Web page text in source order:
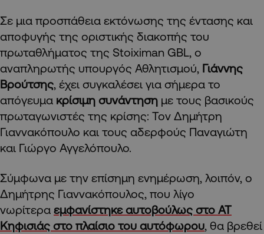
Σε μια προσπάθεια εκτόνωσης της έντασης και
αποφυγής της οριστικής διακοπής του
πρωταθλήματος της Stoiximan GBL, ο
αναπληρωτής υπουργός Αθλητισμού, Γιάννης
Βρούτσης, έχει συγκαλέσει για σήμερα το
απόγευμα κρίσιμη συνάντηση με τους βασικούς
πρωταγωνιστές της κρίσης: Τον Δημήτρη
Γιαννακόπουλο και τους αδερφούς Παναγιώτη
και Γιώργο Αγγελόπουλο.
Σύμφωνα με την επίσημη ενημέρωση, λοιπόν, ο
Δημήτρης Γιαννακόπουλος, που λίγο
νωρίτερα εμφανίστηκε αυτοβούλως στο ΑΤ
Κηφισιάς στο πλαίσιο του αυτόφωρου, θα βρεθεί